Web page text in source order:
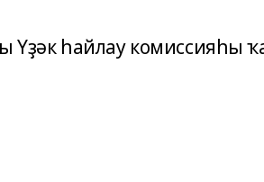
Үҙәк һайлау комиссияһы